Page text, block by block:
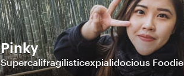
Pinky
Supercalifragilisticexpialidocious Foodie